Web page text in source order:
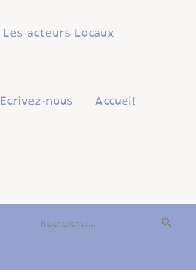
Les acteurs Locaux
Ecrivez-nous Accueil